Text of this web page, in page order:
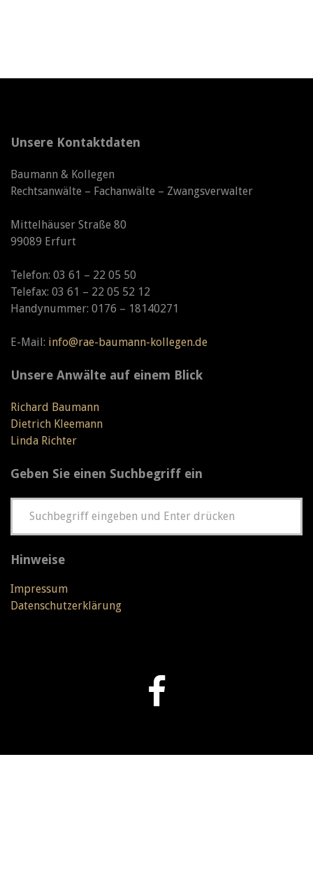
Unsere Kontaktdaten
Baumann & Kollegen
Rechtsanwälte – Fachanwälte – Zwangsverwalter
Mittelhäuser Straße 80
99089 Erfurt
Telefon: 03 61 – 22 05 50
Telefax: 03 61 – 22 05 52 12
Handynummer: 0176 – 18140271
E-Mail: info@rae-baumann-kollegen.de
Unsere Anwälte auf einem Blick
Richard Baumann
Dietrich Kleemann
Linda Richter
Geben Sie einen Suchbegriff ein
Hinweise
Impressum
Datenschutzerklärung